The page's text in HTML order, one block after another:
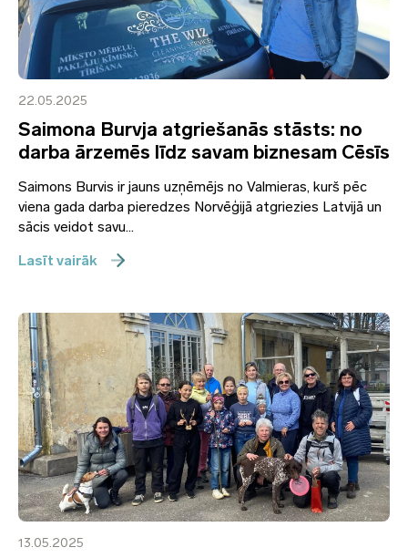
22.05.2025
Saimona Burvja atgriešanās stāsts: no
darba ārzemēs līdz savam biznesam Cēsīs
Saimons Burvis ir jauns uzņēmējs no Valmieras, kurš pēc
viena gada darba pieredzes Norvēģijā atgriezies Latvijā un
sācis veidot savu...
Lasīt vairāk
13.05.2025